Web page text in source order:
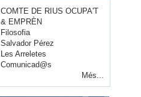
COMTE DE RIUS OCUPA'T
& EMPRÈN
Filosofia
Salvador Pérez
Les Arreletes
Comunicad@s
Més...